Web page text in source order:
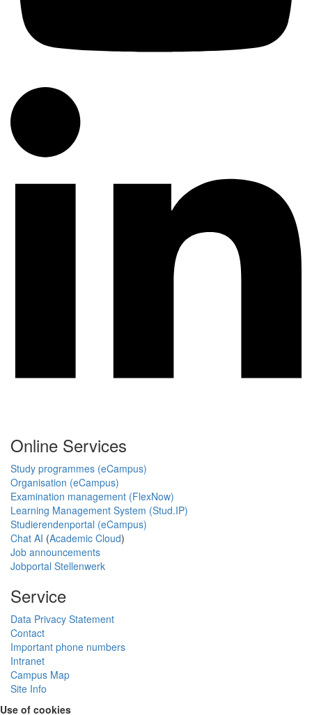
Online Services
Study programmes (eCampus)
Organisation (eCampus)
Examination management (FlexNow)
Learning Management System (Stud.IP)
Studierendenportal (eCampus)
Chat AI (Academic Cloud)
Job announcements
Jobportal Stellenwerk
Service
Data Privacy Statement
Contact
Important phone numbers
Intranet
Campus Map
Site Info
Use of cookies